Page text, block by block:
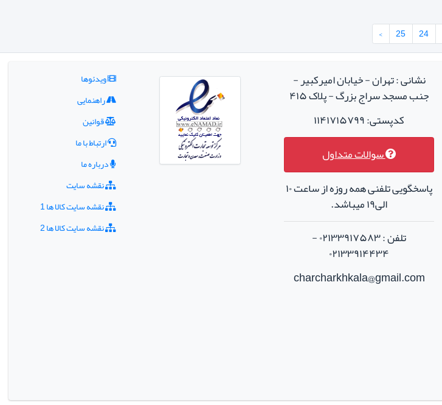
24
25
›
نشانی : تهران - خیابان امیرکبیر -
جنب مسجد سراج بزرگ - پلاک ۴۱۵
کدپستی: ۱۱۴۱۷۱۵۷۹۹
سوالات متداول
پاسخگویی تلفنی همه روزه از ساعت ۱۰
الی۱۹ میباشد.
تلفن : ۰۲۱۳۳۹۱۷۵۸۳ -
۰۲۱۳۳۹۱۴۴۳۴
charcharkhkala@gmail.com
ویدئوها
راهنمایی
قوانین
ارتباط با ما
درباره ما
نقشه سایت
نقشه سایت کالا ها 1
نقشه سایت کالا ها 2